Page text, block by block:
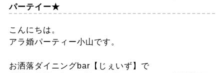
パーテイー★
こんにちは。
アラ婚パーティー小山です。
お洒落ダイニングbar【じぇいず】で